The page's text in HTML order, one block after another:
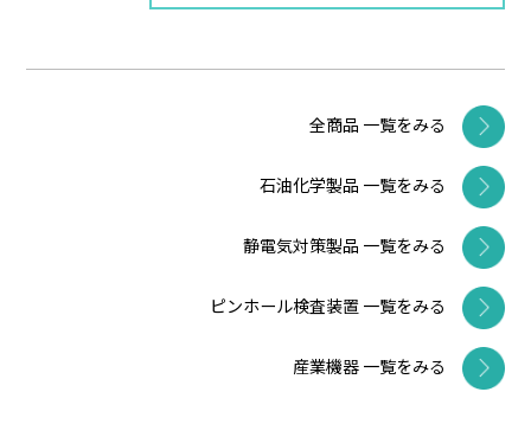
全商品 一覧をみる
石油化学製品 一覧をみる
静電気対策製品 一覧をみる
ピンホール検査装置 一覧をみる
産業機器 一覧をみる